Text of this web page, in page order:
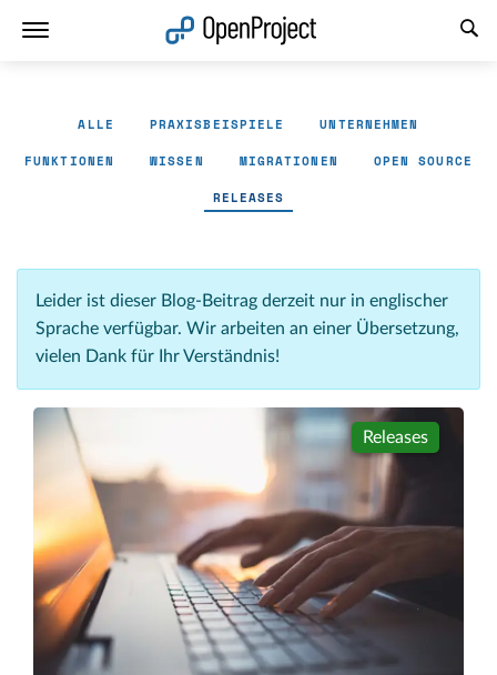
ALLE PRAXISBEISPIELE UNTERNEHMEN
FUNKTIONEN WISSEN MIGRATIONEN OPEN SOURCE
RELEASES
Leider ist dieser Blog-Beitrag derzeit nur in englischer
Sprache verfügbar. Wir arbeiten an einer Übersetzung,
vielen Dank für Ihr Verständnis!
Releases
Link in neuem Tab öffnen